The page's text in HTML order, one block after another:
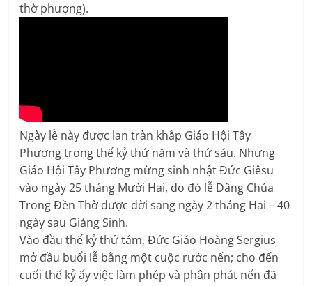
thờ phượng).
Ngày lễ này được lan tràn khắp Giáo Hội Tây
Phương trong thế kỷ thứ năm và thứ sáu. Nhưng
Giáo Hội Tây Phương mừng sinh nhật Ðức Giêsu
vào ngày 25 tháng Mười Hai, do đó lễ Dâng Chúa
Trong Ðền Thờ được dời sang ngày 2 tháng Hai – 40
ngày sau Giáng Sinh.
Vào đầu thế kỷ thứ tám, Ðức Giáo Hoàng Sergius
mở đầu buổi lễ bằng một cuộc rước nến; cho đến
cuối thế kỷ ấy việc làm phép và phân phát nến đã